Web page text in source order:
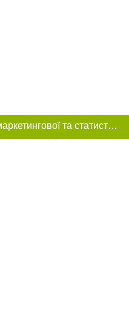
Цей сайт використовує «cookies». Також веб-сайт використовує інтернет-сервіс для збору технічних даних стосовно відвідувачів з метою отримання маркетингової та статистичної інформації. Умови обробки даних відвідувачів сайту див.